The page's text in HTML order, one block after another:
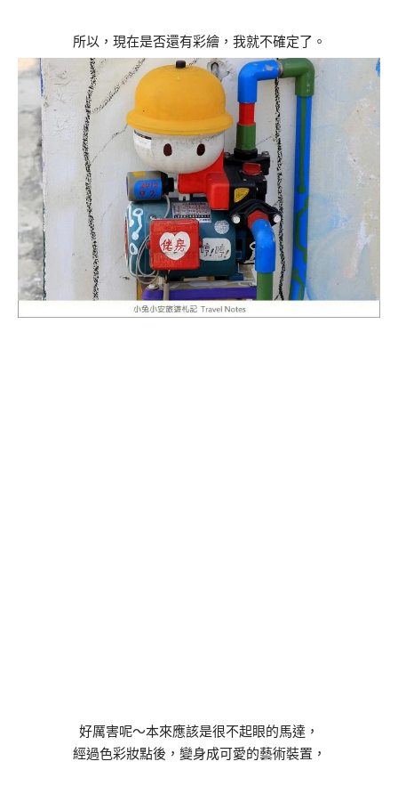
所以，現在是否還有彩繪，我就不確定了。
好厲害呢～本來應該是很不起眼的馬達，
經過色彩妝點後，變身成可愛的藝術裝置，